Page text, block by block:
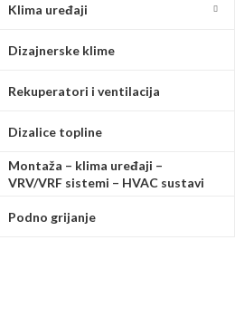
Klima uređaji
Dizajnerske klime
Rekuperatori i ventilacija
Dizalice topline
Montaža – klima uređaji –
VRV/VRF sistemi – HVAC sustavi
Podno grijanje